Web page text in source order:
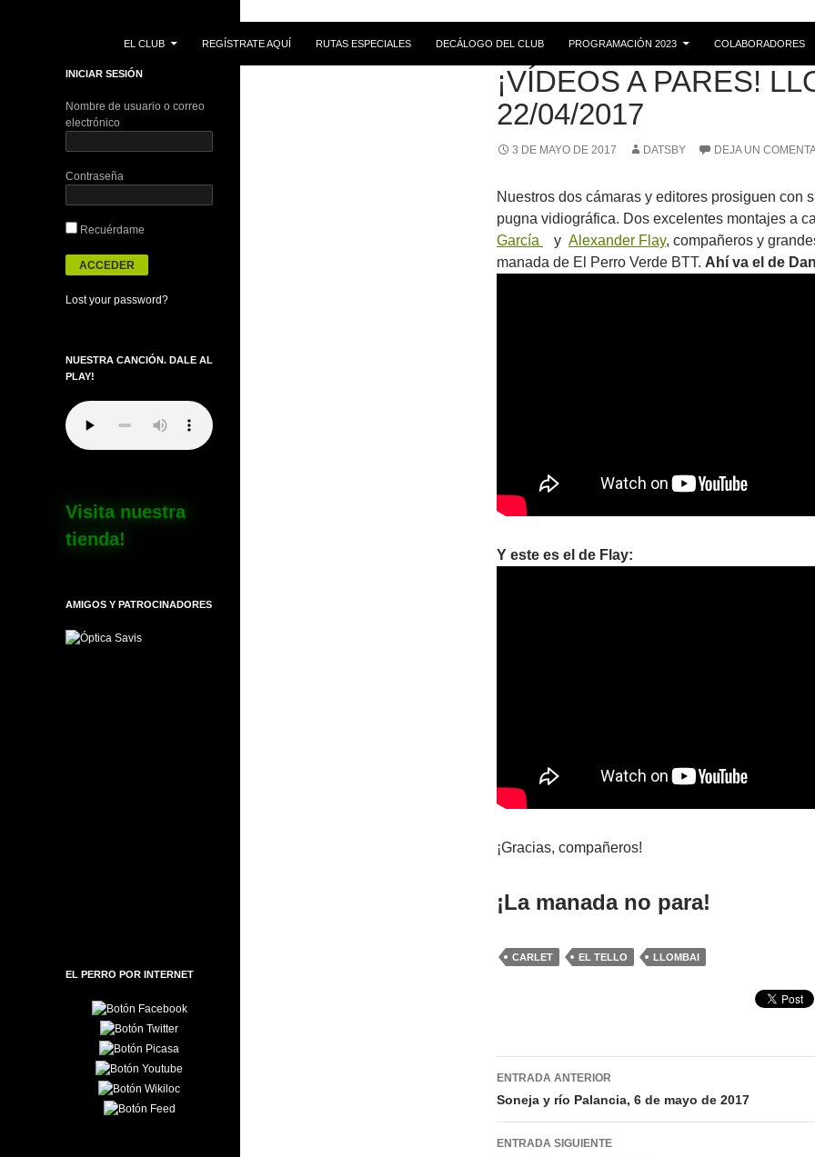
EL CLUB
REGÍSTRATE AQUÍ RUTAS ESPECIALES DECÁLOGO DEL CLUB PROGRAMACIÓN 2023 COLABORADORES
GALERÍA
¡VÍDEOS A PARES!
22/04/2017
3 DE MAYO DE 2017 DATSBY DEJA UN
Nuestros dos cámaras y editores prosiguen con
pugna vidiográfica. Dos excelentes montajes a
García
y Alexander Flay, compañeros y
manada de El Perro Verde BTT. Ahí va el de
Y este es el de Flay:
¡Gracias, compañeros!
¡La manada no para!
CARLET EL TELLO LLOMBAI
Navegación
de
entradas
ENTRADA ANTERIOR
Soneja y río Palancia, 6 de mayo de 2017
ENTRADA SIGUIENTE
INICIAR SESIÓN
Nombre de usuario o correo
electrónico
Contraseña
Recuérdame
Lost your password?
NUESTRA CANCIÓN. DALE AL
PLAY!
Visita nuestra
tienda!
AMIGOS Y PATROCINADORES
EL PERRO POR INTERNET